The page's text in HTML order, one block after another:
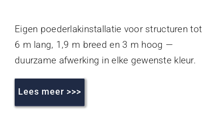
Eigen poederlakinstallatie voor structuren tot
6 m lang, 1,9 m breed en 3 m hoog —
duurzame afwerking in elke gewenste kleur.
Lees meer >>>